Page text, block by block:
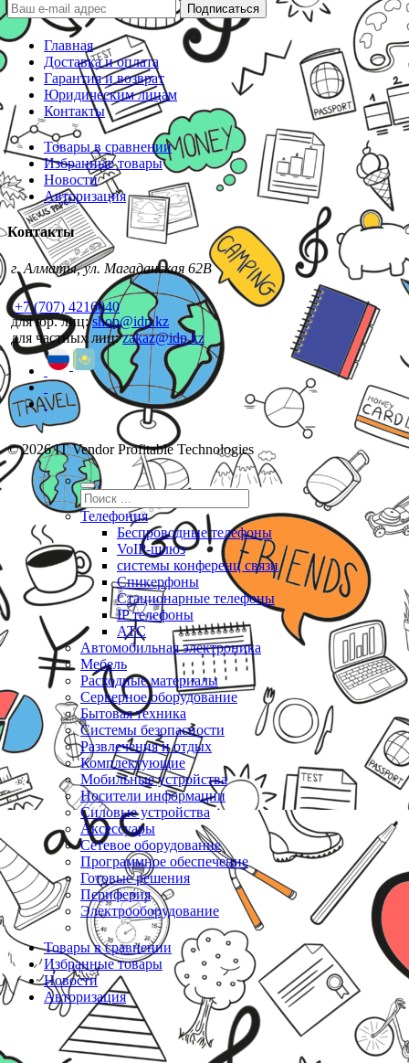
Подписаться
Главная
Доставка и оплата
Гарантия и возврат
Юридическим лицам
Контакты
Товары в сравнении
Избранные товары
Новости
Авторизация
Контакты
г. Алматы, ул. Магаданская 62В
+7 (707) 4216040
для юр. лиц:shop@idp.kz
для частных лиц:zakaz@idp.kz
© 2026 IT Vendor Profitable Technologies
Телефония
Беспроводные телефоны
VoIP-шлюз
системы конференц связи
Спикерфоны
Стационарные телефоны
IP телефоны
АТС
Автомобильная электроника
Мебель
Расходные материалы
Серверное оборудование
Бытовая техника
Системы безопасности
Развлечения и отдых
Комплектующие
Мобильные устройства
Носители информации
Силовые устройства
Аксессуары
Сетевое оборудование
Программное обеспечение
Готовые решения
Периферия
Электрооборудование
Товары в сравнении
Избранные товары
Новости
Авторизация